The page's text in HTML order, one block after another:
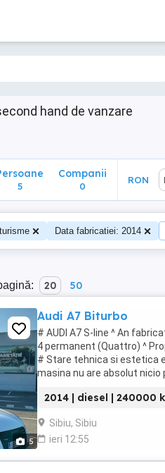
hand de vanzare
5
Companii
0
RON
Data fabricatiei: 2014
20 50
5
Audi A7 Biturbo
# AUDI A7 S-line ^ An
4 permanent (Quattro) ^
# Stare tehnica si estetica
masina nu are absolut
2014 | diesel | 240000
Sibiu, Sibiu
ieri 12:55